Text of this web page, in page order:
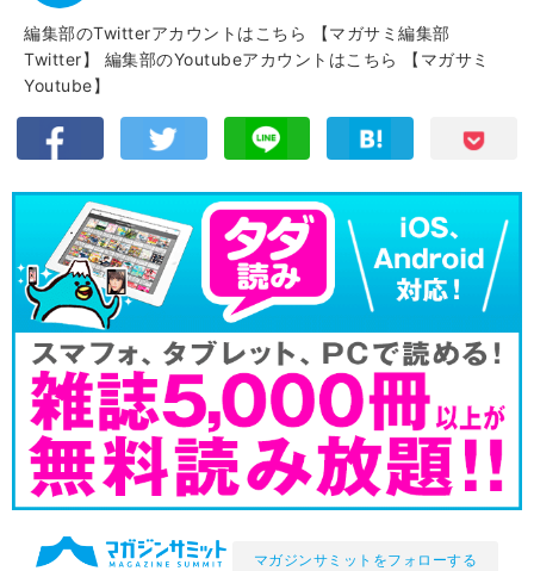
編集部のTwitterアカウントはこちら
【マガサミ編集部
Twitter】
編集部のYoutubeアカウントはこちら
【マガサミ
Youtube】
マガジンサミットをフォローする